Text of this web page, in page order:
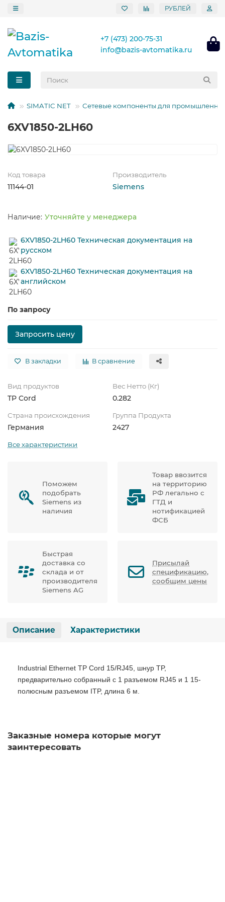
РУБЛЕЙ
+7 (473) 200-75-31
info@bazis-avtomatika.ru
SIMATIC NET Сетевые компоненты для
6XV1850-2LH60
Код товара
11144-01
Производитель
Siemens
Уточняйте у менеджера
6XV1850-2LH60 Техническая документация на
русском
6XV1850-2LH60 Техническая документация на
английском
По запросу
Запросить цену
В закладки В сравнение
Вид продуктов
TP Cord
Вес Нетто (Кг)
0.282
Страна происхождения
Германия
Группа Продукта
2427
Все характеристики
Поможем
подобрать
Siemens из
наличия
Товар ввозится
на территорию
РФ легально с
ГТД и
нотификацией
ФСБ
Быстрая
доставка со
склада и от
производителя
Siemens AG
Присылай
спецификацию,
сообщим цены
Описание Характеристики
Industrial Ethernet TP Cord 15/RJ45, шнур TP,
предварительно собранный с 1 разъемом RJ45 и 1 15-
полюсным разъемом ITP, длина 6 м.
Заказные номера которые могут
заинтересовать